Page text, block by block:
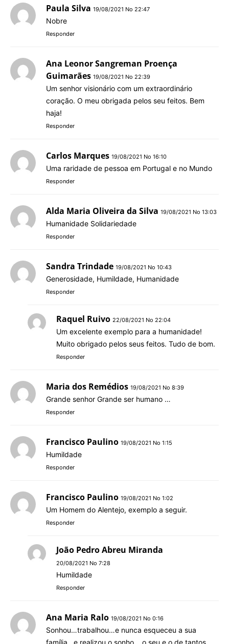
Paula Silva 19/08/2021 No 22:47
Nobre
Responder
Ana Leonor Sangreman Proença
Guimarães 19/08/2021 No 22:39
Um senhor visionário com um extraordinário
coração. O meu obrigada pelos seu feitos. Bem
haja!
Responder
Carlos Marques 19/08/2021 No 16:10
Uma raridade de pessoa em Portugal e no Mundo
Responder
Alda Maria Oliveira da Silva 19/08/2021 No 13:03
Humanidade Solidariedade
Responder
Sandra Trindade 19/08/2021 No 10:43
Generosidade, Humildade, Humanidade
Responder
Raquel Ruivo 22/08/2021 No 22:04
Um excelente exemplo para a humanidade!
Muito obrigado pelos seus feitos. Tudo de bom.
Responder
Maria dos Remédios 19/08/2021 No 8:39
Grande senhor Grande ser humano …
Responder
Francisco Paulino 19/08/2021 No 1:15
Humildade
Responder
Francisco Paulino 19/08/2021 No 1:02
Um Homem do Alentejo, exemplo a seguir.
Responder
João Pedro Abreu Miranda
20/08/2021 No 7:28
Humildade
Responder
Ana Maria Ralo 19/08/2021 No 0:16
Sonhou…trabalhou…e nunca esqueceu a sua
família…e realizou o sonho… o seu e o de tantos